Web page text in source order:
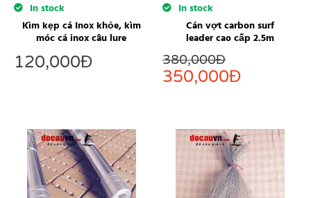
In stock
Kìm kẹp cá Inox khỏe, kìm
móc cá inox câu lure
120,000Đ
In stock
Cán vợt carbon surf
leader cao cấp 2.5m
380,000Đ
350,000Đ